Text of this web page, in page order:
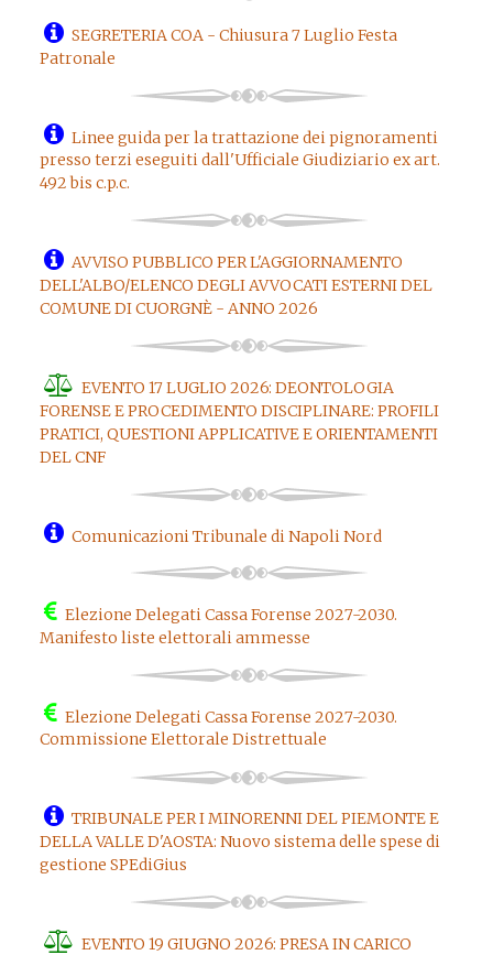
SEGRETERIA COA - Chiusura 7 Luglio Festa
Patronale
Linee guida per la trattazione dei pignoramenti
presso terzi eseguiti dall'Ufficiale Giudiziario ex art.
492 bis c.p.c.
AVVISO PUBBLICO PER L'AGGIORNAMENTO
DELL'ALBO/ELENCO DEGLI AVVOCATI ESTERNI DEL
COMUNE DI CUORGNÈ - ANNO 2026
EVENTO 17 LUGLIO 2026: DEONTOLOGIA
FORENSE E PROCEDIMENTO DISCIPLINARE: PROFILI
PRATICI, QUESTIONI APPLICATIVE E ORIENTAMENTI
DEL CNF
Comunicazioni Tribunale di Napoli Nord
Elezione Delegati Cassa Forense 2027-2030.
Manifesto liste elettorali ammesse
Elezione Delegati Cassa Forense 2027-2030.
Commissione Elettorale Distrettuale
TRIBUNALE PER I MINORENNI DEL PIEMONTE E
DELLA VALLE D'AOSTA: Nuovo sistema delle spese di
gestione SPEdiGius
EVENTO 19 GIUGNO 2026: PRESA IN CARICO